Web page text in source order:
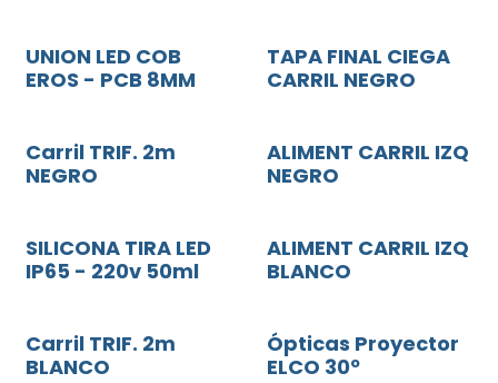
UNION LED COB
EROS - PCB 8MM
TAPA FINAL CIEGA
CARRIL NEGRO
Carril TRIF. 2m
NEGRO
ALIMENT CARRIL IZQ
NEGRO
SILICONA TIRA LED
IP65 - 220v 50ml
ALIMENT CARRIL IZQ
BLANCO
Carril TRIF. 2m
BLANCO
Ópticas Proyector
ELCO 30º